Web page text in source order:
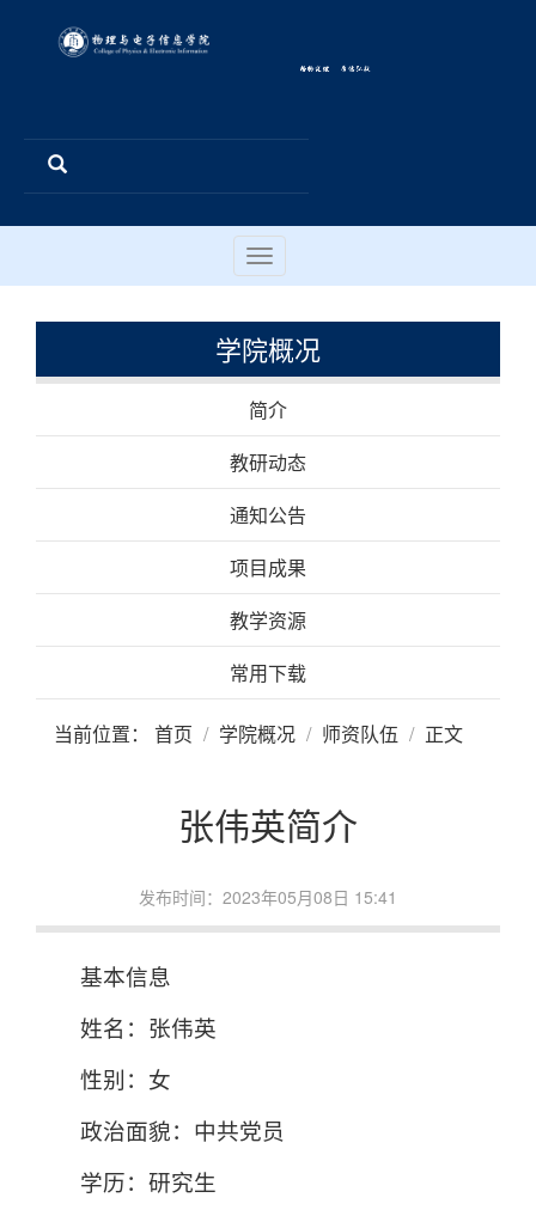
Toggle
navigation
学院概况
简介
教研动态
通知公告
项目成果
教学资源
常用下载
当前位置： 首页 学院概况 师资队伍 正文
张伟英简介
发布时间：2023年05月08日 15:41
基本信息
姓名：张伟英
性别：女
政治面貌：中共党员
学历：研究生